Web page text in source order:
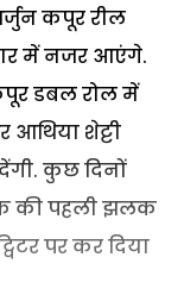
कपूर रील
में नजर आएंगे.
डबल रोल में
आथिया शेट्टी
कुछ दिनों
की पहली झलक
पर कर दिया